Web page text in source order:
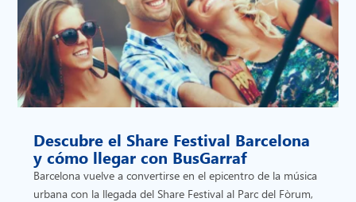
Descubre el Share Festival Barcelona
y cómo llegar con BusGarraf
Barcelona vuelve a convertirse en el epicentro de la música
urbana con la llegada del Share Festival al Parc del Fòrum,